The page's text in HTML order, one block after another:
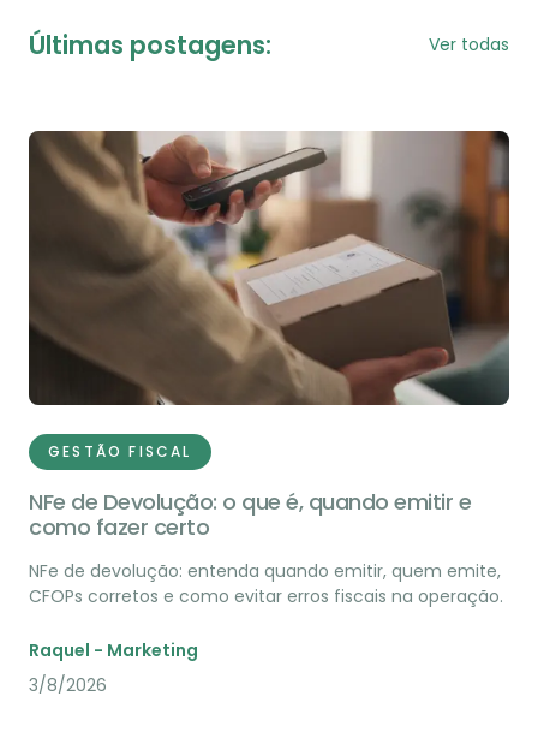
Últimas postagens: Ver todas
GESTÃO FISCAL
NFe de Devolução: o que é, quando emitir e
como fazer certo
NFe de devolução: entenda quando emitir, quem emite,
CFOPs corretos e como evitar erros fiscais na operação.
Raquel - Marketing
3/8/2026